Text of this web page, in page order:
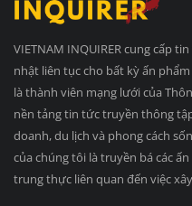
VIETNAM INQUIRER cung cấp
nhật liên tục cho bất kỳ ấn
là thành viên mạng lưới của
nền tảng tin tức truyền thông
doanh, du lịch và phong cách
của chúng tôi là truyền bá các
trung thực liên quan đến việc